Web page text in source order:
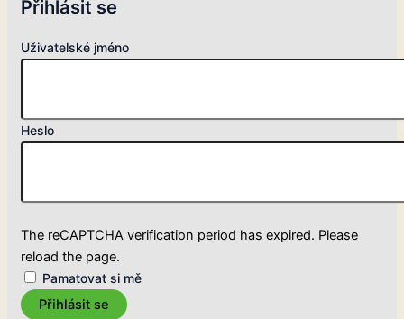
Přihlásit se
Uživatelské jméno
Heslo
The reCAPTCHA verification period has expired. Please
reload the page.
Pamatovat si mě
Přihlásit se